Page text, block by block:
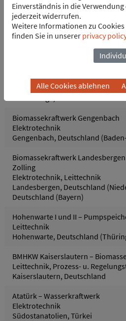
Pfreimd/Trausnitz Oberpfalz,
WEB Wolfsburg -
Leittechnik, Prozess- u.
Hochspannungsverteilung
Elektrotechnik, Elektrotechnik
Biomassekraftwerk Gengenbach
Elektrotechnik
Gengenbach, Deutschland
Biomassekraftwerk
Zolling
Elektrotechnik, Leittechnik
Landesbergen, Deutschland
Deutschland (Bayern)
Hohenwarte I und II –
Leittechnik
Hohenwarte, Deutschland
BMHKW Kaiserslautern –
Leittechnik, Prozess- u.
Kaiserslautern, Deutschland
Atatürk – Wasserkraftwerk
Elektrotechnik
Südostanatolien, Türkei
Einverständnis in die
jederzeit widerrufen.
Weitere Informationen zu
finden Sie in unserer privacy
Alle Cookies ablehnen